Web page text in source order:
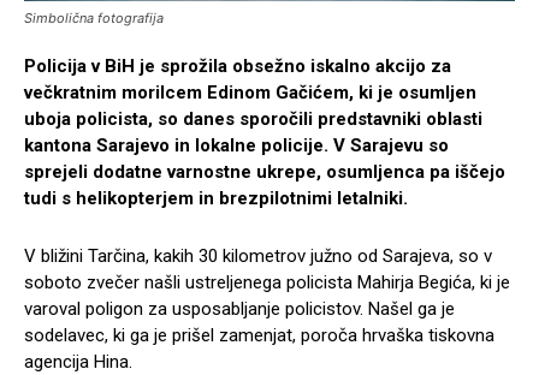
Simbolična fotografija
Policija v BiH je sprožila obsežno iskalno akcijo za
večkratnim morilcem Edinom Gačićem, ki je osumljen
uboja policista, so danes sporočili predstavniki oblasti
kantona Sarajevo in lokalne policije. V Sarajevu so
sprejeli dodatne varnostne ukrepe, osumljenca pa iščejo
tudi s helikopterjem in brezpilotnimi letalniki.
V bližini Tarčina, kakih 30 kilometrov južno od Sarajeva, so v
soboto zvečer našli ustreljenega policista Mahirja Begića, ki je
varoval poligon za usposabljanje policistov. Našel ga je
sodelavec, ki ga je prišel zamenjat, poroča hrvaška tiskovna
agencija Hina.